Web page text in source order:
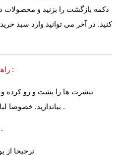
دکمه بازگشت را بزنید و محصولات
کنید. در آخر می توانید وارد سبد
راهنمای شستشوی تیشرت های نخی :
بیاندازید. خصوصا لباس هایی که دارای چاپ می باشند .
√ با دمای 30 درجه شستشو شود .